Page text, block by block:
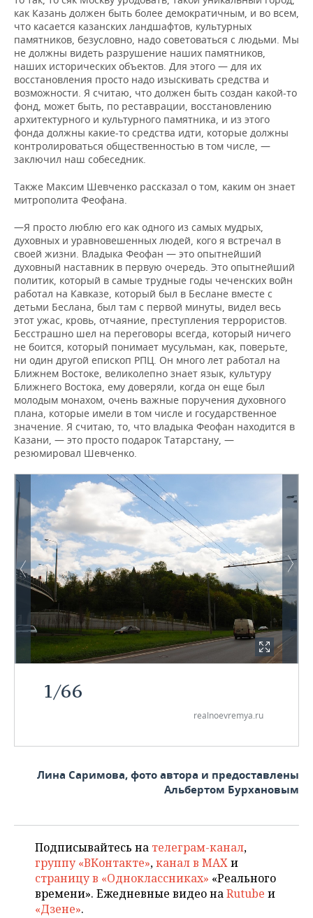
как Казань должен быть более демократичным, и во всем,
что касается казанских ландшафтов, культурных
памятников, безусловно, надо советоваться с людьми. Мы
не должны видеть разрушение наших памятников,
наших исторических объектов. Для этого — для их
восстановления просто надо изыскивать средства и
возможности. Я считаю, что должен быть создан какой-то
фонд, может быть, по реставрации, восстановлению
архитектурного и культурного памятника, и из этого
фонда должны какие-то средства идти, которые должны
контролироваться общественностью в том числе, —
заключил наш собеседник.
Также Максим Шевченко рассказал о том, каким он знает
митрополита Феофана.
—Я просто люблю его как одного из самых мудрых,
духовных и уравновешенных людей, кого я встречал в
своей жизни. Владыка Феофан — это опытнейший
духовный наставник в первую очередь. Это опытнейший
политик, который в самые трудные годы чеченских войн
работал на Кавказе, который был в Беслане вместе с
детьми Беслана, был там с первой минуты, видел весь
этот ужас, кровь, отчаяние, преступления террористов.
Бесстрашно шел на переговоры всегда, который ничего
не боится, который понимает мусульман, как, поверьте,
ни один другой епископ РПЦ. Он много лет работал на
Ближнем Востоке, великолепно знает язык, культуру
Ближнего Востока, ему доверяли, когда он еще был
молодым монахом, очень важные поручения духовного
плана, которые имели в том числе и государственное
значение. Я считаю, то, что владыка Феофан находится в
Казани, — это просто подарок Татарстану, —
резюмировал Шевченко.
1/66
realnoevremya.ru
Лина Саримова, фото автора и предоставлены
Альбертом Бурхановым
Подписывайтесь на телеграм-канал,
группу «ВКонтакте»,канал в MAXи
страницу в «Одноклассниках» «Реального
времени». Ежедневные видео наRutube и
«Дзене».